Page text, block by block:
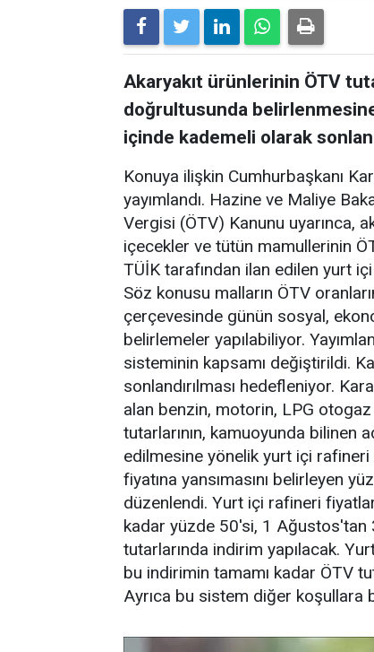
Akaryakıt ürünlerinin ÖTV
doğrultusunda
içinde kademeli olarak
Konuya ilişkin Cumhurbaşkanı
yayımlandı. Hazine ve Maliye
Vergisi (ÖTV) Kanunu uyarınca,
içecekler ve tütün mamullerinin
TÜİK tarafından ilan edilen yurt
Söz konusu malların ÖTV
çerçevesinde günün sosyal,
belirlemeler yapılabiliyor.
sisteminin kapsamı değiştirildi.
sonlandırılması hedefleniyor.
alan benzin, motorin, LPG
tutarlarının, kamuoyunda bilinen
edilmesine yönelik yurt içi rafineri
fiyatına yansımasını belirleyen
düzenlendi. Yurt içi rafineri
kadar yüzde 50'si, 1 Ağustos'tan
tutarlarında indirim yapılacak.
bu indirimin tamamı kadar ÖTV
Ayrıca bu sistem diğer koşullara